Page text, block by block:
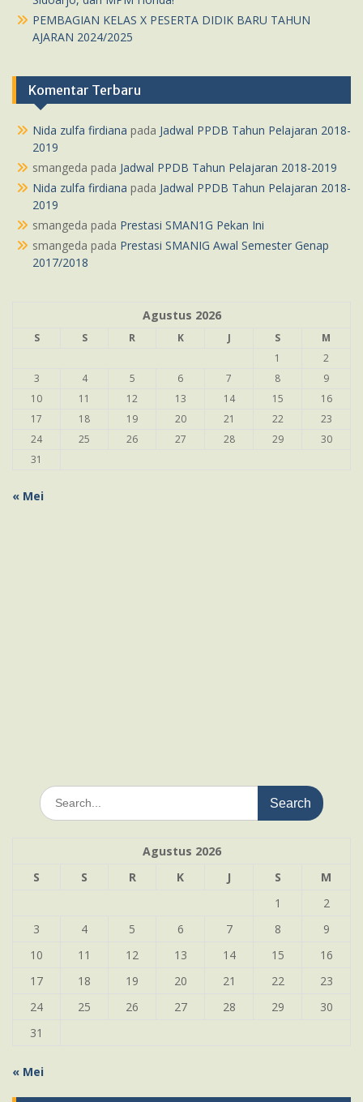
PEMBAGIAN KELAS X PESERTA DIDIK BARU TAHUN
AJARAN 2024/2025
Komentar Terbaru
Nida zulfa firdiana pada Jadwal PPDB Tahun Pelajaran 2018-
2019
smangeda pada Jadwal PPDB Tahun Pelajaran 2018-2019
Nida zulfa firdiana pada Jadwal PPDB Tahun Pelajaran 2018-
2019
smangeda pada Prestasi SMAN1G Pekan Ini
smangeda pada Prestasi SMANIG Awal Semester Genap
2017/2018
Agustus 2026
S S R K J S
M
1
2
3
4 5 6 7 8
9
10
11 12 13 14 15
16
17
18 19 20 21 22
23
24
25 26 27 28 29
30
31
« Mei
Search
for:
Agustus 2026
S
S R K J S
M
1
2
3
4 5 6 7 8
9
10
11 12 13 14 15
16
17
18 19 20 21 22
23
24
25 26 27 28 29
30
31
« Mei